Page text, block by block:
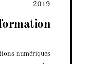
2019
numériques